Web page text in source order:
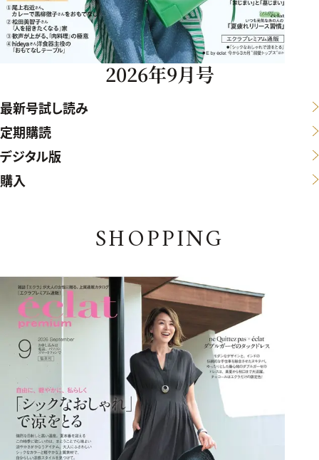
2026年9月号
最新号試し読み
定期購読
デジタル版
購入
SHOPPING